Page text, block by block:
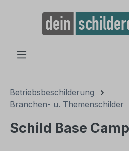
springen
Betriebsbeschilderung
Branchen- u. Themenschilder
Schild Base Camp